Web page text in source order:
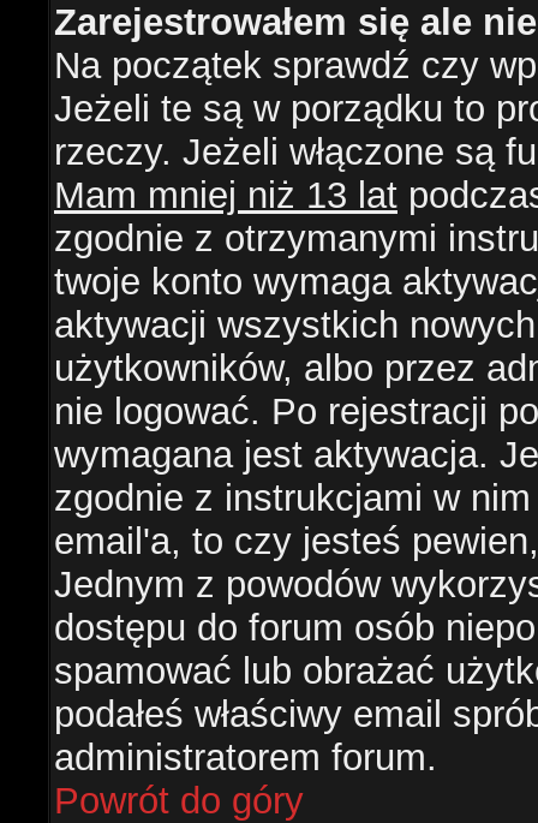
Zarejestrowałem się ale
Na początek sprawdź czy
Jeżeli te są w porządku to
rzeczy. Jeżeli włączone są
Mam mniej niż 13 lat
zgodnie z otrzymanymi
twoje konto wymaga
aktywacji wszystkich
użytkowników, albo przez
nie logować. Po rejestracji
wymagana jest aktywacja.
zgodnie z instrukcjami w
email'a, to czy jesteś
Jednym z powodów
dostępu do forum osób
spamować lub obrażać
podałeś właściwy email
administratorem forum.
Powrót do góry